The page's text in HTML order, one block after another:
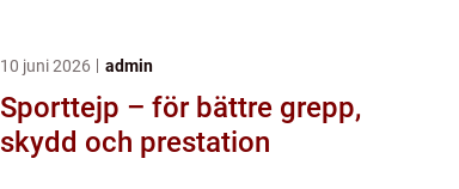
10 juni 2026 admin
Sporttejp – för bättre grepp,
skydd och prestation